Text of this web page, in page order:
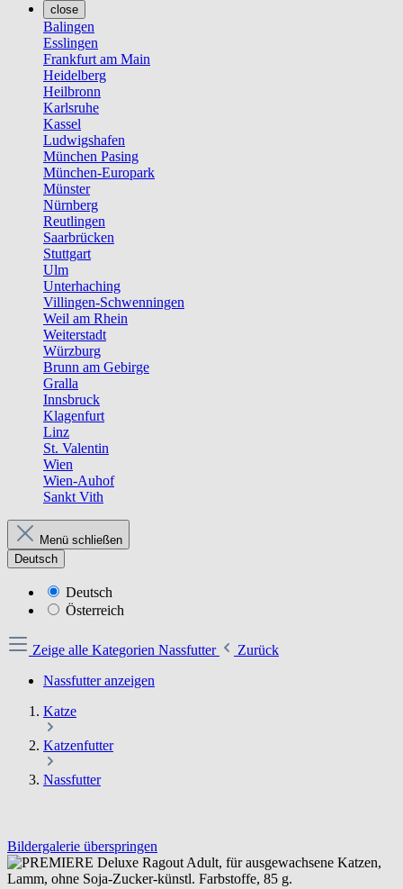
close
Balingen
Esslingen
Frankfurt am Main
Heidelberg
Heilbronn
Karlsruhe
Kassel
Ludwigshafen
München Pasing
München-Europark
Münster
Nürnberg
Reutlingen
Saarbrücken
Stuttgart
Ulm
Unterhaching
Villingen-Schwenningen
Weil am Rhein
Weiterstadt
Würzburg
Brunn am Gebirge
Gralla
Innsbruck
Klagenfurt
Linz
St. Valentin
Wien
Wien-Auhof
Sankt Vith
Menü schließen
Deutsch
Deutsch
Österreich
Zeige alle Kategorien Nassfutter
Zurück
Nassfutter anzeigen
Katze
Katzenfutter
Nassfutter
Bildergalerie überspringen